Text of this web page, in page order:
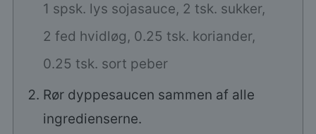
1 spsk. lys sojasauce, 2 tsk. sukker,
2 fed hvidløg, 0.25 tsk. koriander,
0.25 tsk. sort peber
Rør dyppesaucen sammen af alle
ingredienserne.